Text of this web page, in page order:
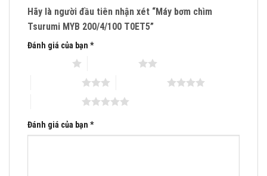
Đại diện Uỷ quyền của hãng bơm Matra – Italy
Mobile: 0983.480 .866
Email:matraquocte1@gmail.com
Hãy là người đầu tiên nhận xét “Máy bơm chìm
Tsurumi MYB 200/4/100 T0ET5”
Đánh giá của bạn *
Đánh giá của bạn *